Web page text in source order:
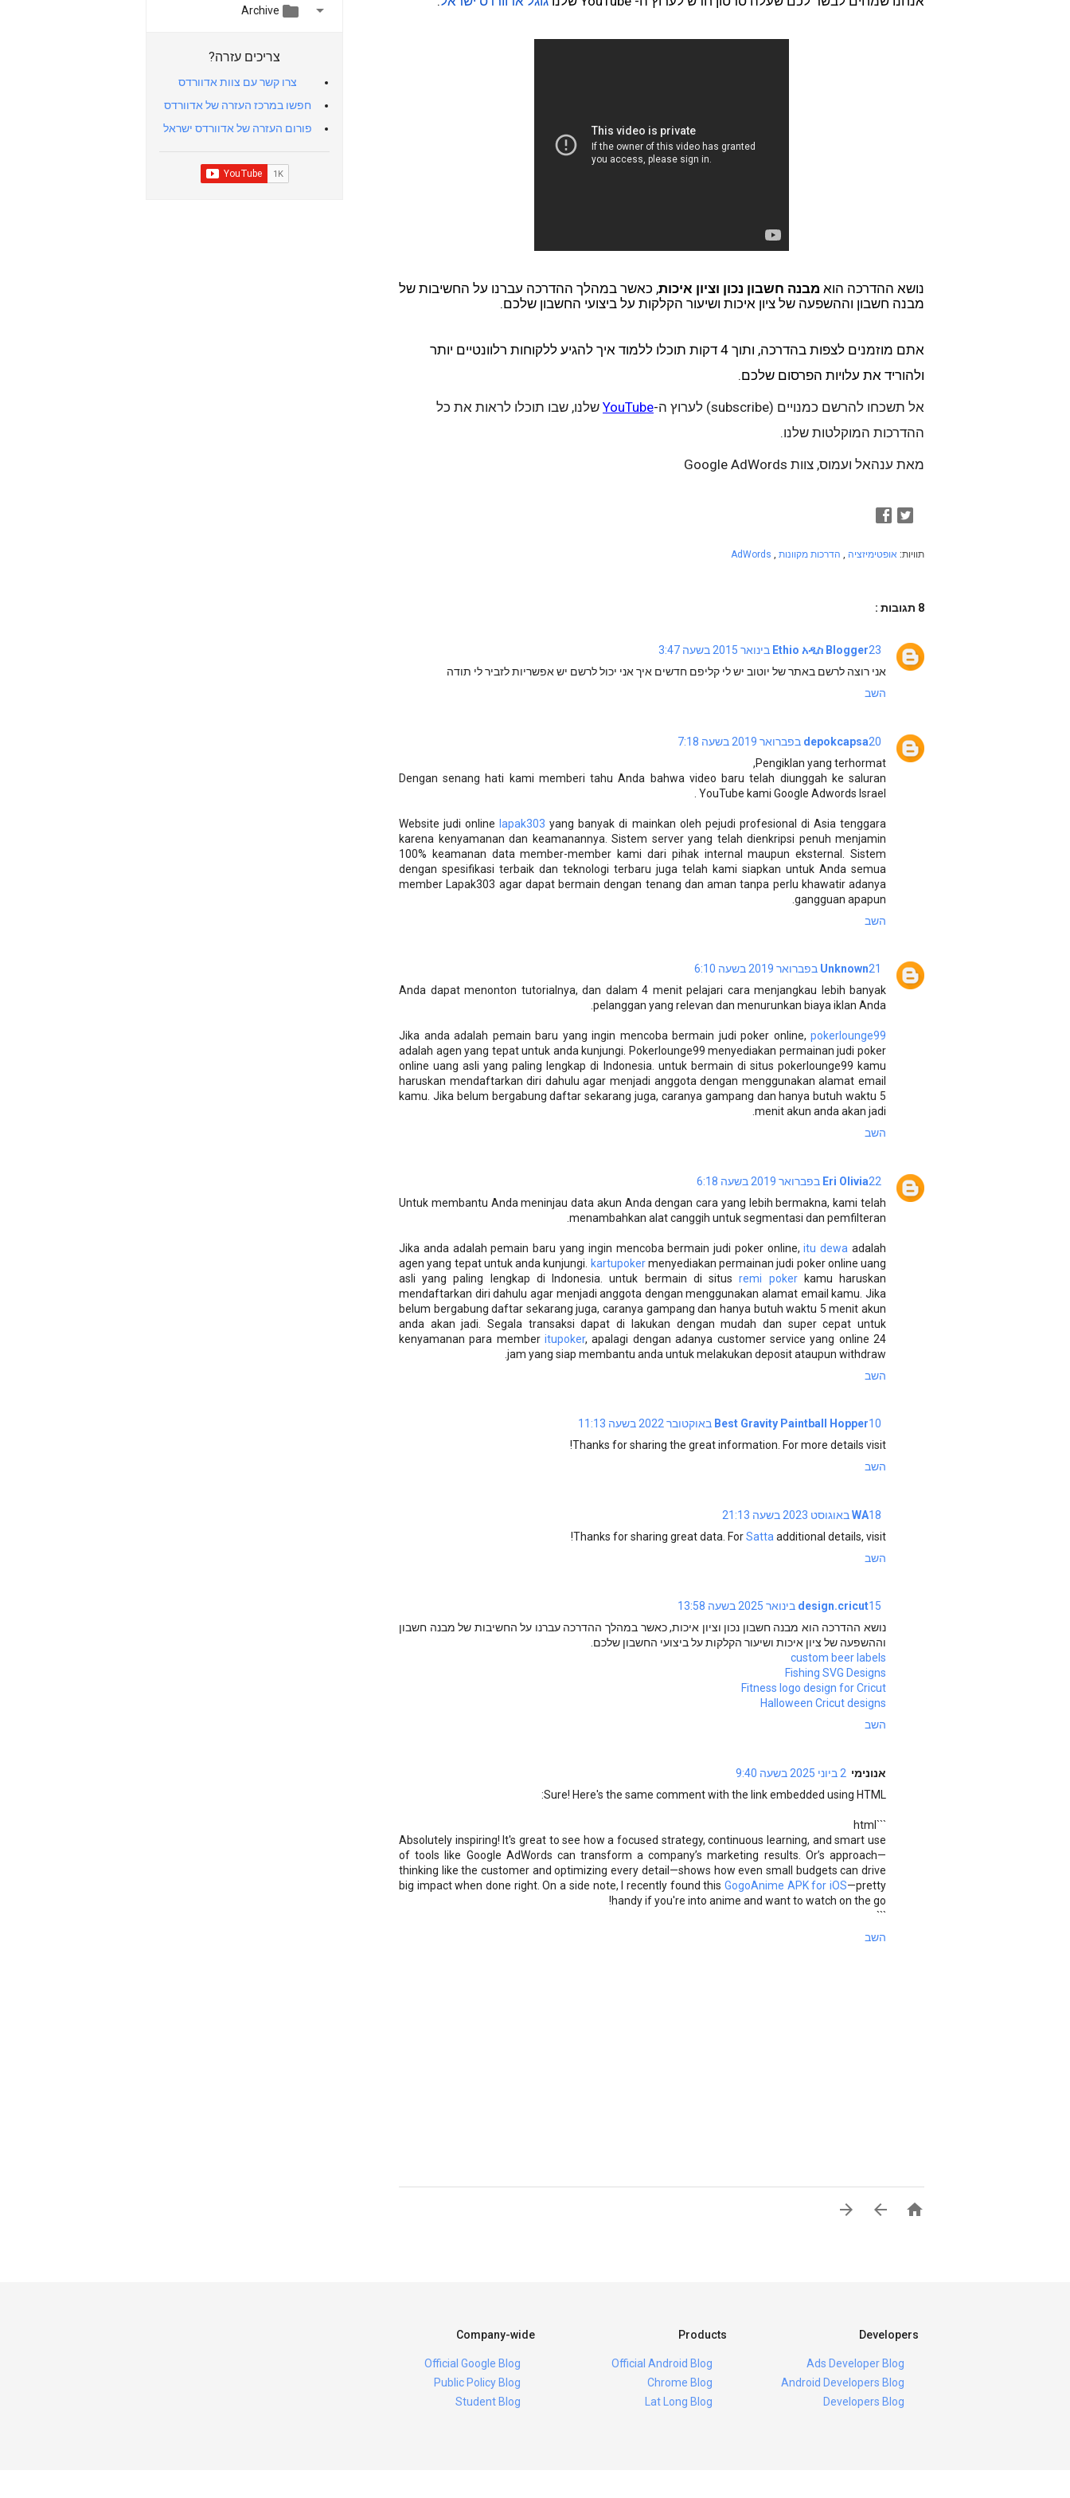
נושא ההדרכה הוא מבנה חשבון נכון וציון איכות
מבנה חשבון וההשפעה של ציון איכות ושיעור הקלקות על ביצועי החשבון שלכם.
ולהוריד את עלויות הפרסום שלכם.
אל תשכחו להרשם כמנויים (subscribe) לערוץ ה-YouTube
ההדרכות המוקלטות שלנו.
מאת ענהאל ועמוס, צוות Google AdWords
תוויות: אופטימיזציה , הדרכות מקוונות ,
AdWords
8 תגובות :
Ethio አዲስ Blogger23 בינואר 2015 בשעה 3:47
אני רוצה לרשם באתר של יוטוב יש לי קליפם חדשים איך אני יכול לרשם יש אפשריות לזביר לי תודה
השב
depokcapsa20 בפברואר 2019 בשעה 7:18
Pengiklan yang terhormat,
Dengan senang hati kami memberi tahu Anda bahwa video baru telah diunggah ke saluran
YouTube kami Google Adwords Israel .
Website judi onlinelapak303 yang banyak di mainkan oleh pejudi profesional di Asia tenggara
karena kenyamanan dan keamanannya. Sistem server yang telah dienkripsi penuh menjamin
100% keamanan data member-member kami dari pihak internal maupun eksternal. Sistem
dengan spesifikasi terbaik dan teknologi terbaru juga telah kami siapkan untuk Anda semua
member Lapak303 agar dapat bermain dengan tenang dan aman tanpa perlu khawatir adanya
gangguan apapun.
השב
Unknown21 בפברואר 2019 בשעה 6:10
Anda dapat menonton tutorialnya, dan dalam 4 menit pelajari cara menjangkau lebih banyak
pelanggan yang relevan dan menurunkan biaya iklan Anda.
Jika anda adalah pemain baru yang ingin mencoba bermain judi poker online, pokerlounge99
adalah agen yang tepat untuk anda kunjungi. Pokerlounge99 menyediakan permainan judi poker
online uang asli yang paling lengkap di Indonesia. untuk bermain di situs pokerlounge99 kamu
haruskan mendaftarkan diri dahulu agar menjadi anggota dengan menggunakan alamat email
kamu. Jika belum bergabung daftar sekarang juga, caranya gampang dan hanya butuh waktu 5
menit akun anda akan jadi.
השב
Eri Olivia22 בפברואר 2019 בשעה 6:18
Untuk membantu Anda meninjau data akun Anda dengan cara yang lebih bermakna, kami telah
menambahkan alat canggih untuk segmentasi dan pemfilteran.
Jika anda adalah pemain baru yang ingin mencoba bermain judi poker online,itu dewa adalah
agen yang tepat untuk anda kunjungi. kartupokermenyediakan permainan judi poker online uang
asli yang paling lengkap di Indonesia. untuk bermain di situsremi pokerkamu haruskan
mendaftarkan diri dahulu agar menjadi anggota dengan menggunakan alamat email kamu. Jika
belum bergabung daftar sekarang juga, caranya gampang dan hanya butuh waktu 5 menit akun
anda akan jadi. Segala transaksi dapat di lakukan dengan mudah dan super cepat untuk
kenyamanan para memberitupoker, apalagi dengan adanya customer service yang online 24
jam yang siap membantu anda untuk melakukan deposit ataupun withdraw.
השב
Best Gravity Paintball Hopper10 באוקטובר 2022 בשעה 11:13
Thanks for sharing the great information. For more details visit!
השב
WA18 באוגוסט 2023 בשעה 21:13
Thanks for sharing great data. ForSatta additional details, visit!
השב
design.cricut15 בינואר 2025 בשעה 13:58
נושא ההדרכה הוא מבנה חשבון נכון וציון איכות, כאשר במהלך ההדרכה עברנו על החשיבות של מבנה חשבון
וההשפעה של ציון איכות ושיעור הקלקות על ביצועי החשבון שלכם.
custom beer labels
Fishing SVG Designs
Fitness logo design for Cricut
Halloween Cricut designs
השב
אנונימי 2 ביוני 2025 בשעה 9:40
Sure! Here's the same comment with the link embedded using HTML:
```html
Absolutely inspiring! It's great to see how a focused strategy, continuous learning, and smart use
of tools like Google AdWords can transform a company’s marketing results. Or’s approach—
thinking like the customer and optimizing every detail—shows how even small budgets can drive
big impact when done right. On a side note, I recently found this GogoAnime APK for iOS—pretty
handy if you're into anime and want to watch on the go!
```
השב




Archive 
צריכים עזרה?
צרו קשר עם צוות אדוורדס
חפשו במרכז העזרה של אדוורדס
פורום העזרה של אדוורדס ישראל
Company-wide
Official Google Blog
Public Policy Blog
Student Blog
Products
Official Android Blog
Chrome Blog
Lat Long Blog
Developers
Ads Developer Blog
Android Developers Blog
Developers Blog